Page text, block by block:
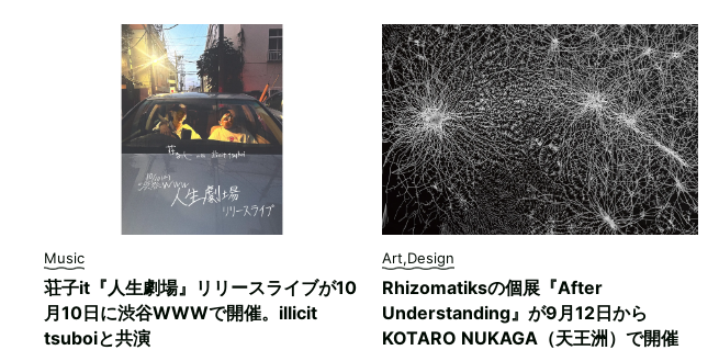
Music
荘子it『人生劇場』リリースライブが10
月10日に渋谷WWWで開催。illicit
tsuboiと共演
Art,Design
Rhizomatiksの個展『After
Understanding』が9月12日から
KOTARO NUKAGA（天王洲）で開催